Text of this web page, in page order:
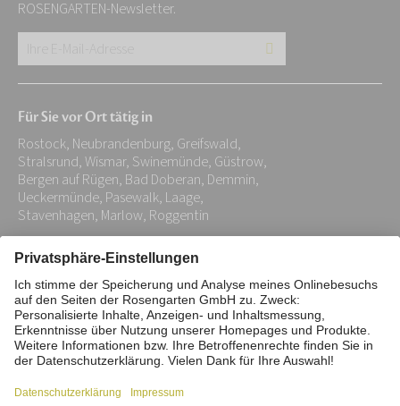
ROSENGARTEN-Newsletter.
E-
Adresse:
*
Für Sie vor Ort tätig in
Rostock, Neubrandenburg, Greifswald,
Stralsrund, Wismar, Swinemünde, Güstrow,
Bergen auf Rügen, Bad Doberan, Demmin,
Ueckermünde, Pasewalk, Laage,
Stavenhagen, Marlow, Roggentin
Impressum Datenschutz
Stiftung
Interne Meldestelle
Zahlungsmittel
Barrierefreiheitserklärung
Vertrag widerrufen